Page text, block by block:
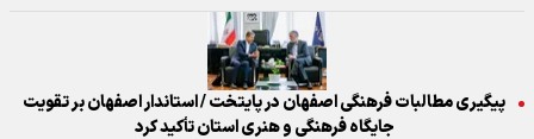
پیگیری مطالبات فرهنگی اصفهان در پایتخت / استاندار اصفهان بر تقویت
جایگاه فرهنگی و هنری استان تأکید کرد